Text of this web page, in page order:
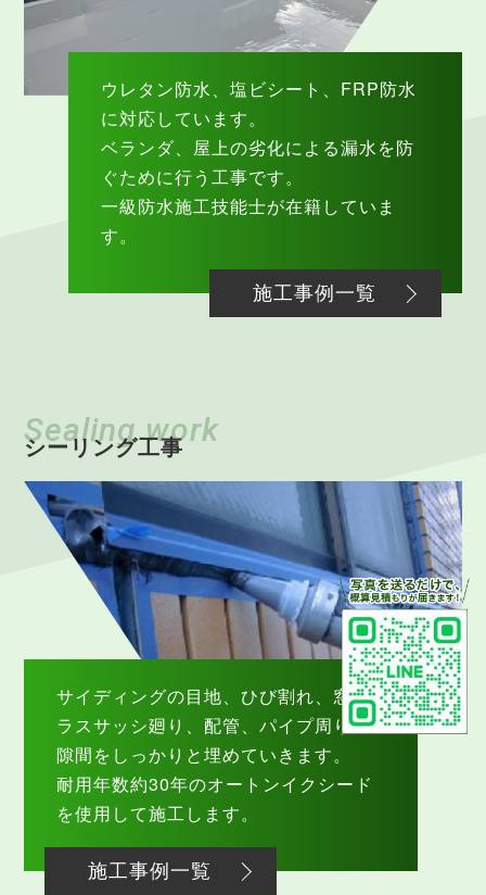
ウレタン防水、塩ビシート、FRP防水
に対応しています。
ベランダ、屋上の劣化による漏水を防
ぐために行う工事です。
一級防水施工技能士が在籍していま
す。
施工事例一覧
Sealing work
シーリング工事
サイディングの目地、ひび割れ、窓ガ
ラスサッシ廻り、配管、パイプ周りの
隙間をしっかりと埋めていきます。
耐用年数約30年のオートンイクシード
を使用して施工します。
施工事例一覧